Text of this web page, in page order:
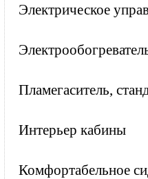
Электрическое
Пламегаситель,
Интерьер кабины
Комфортабельное